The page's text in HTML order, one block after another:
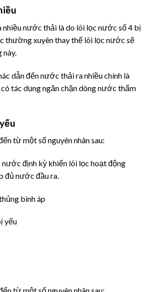
nhiều nước thải là do lõi lọc nước số 4 bị
thường xuyên thay thế lõi lọc nước sẽ
này.
dẫn đến nước thải ra nhiều chính là
tác dụng ngăn chặn dòng nước thẩm
từ một số nguyên nhân sau:
nước định kỳ khiến lõi lọc hoạt động
đủ nước đầu ra.
bình áp
yếu